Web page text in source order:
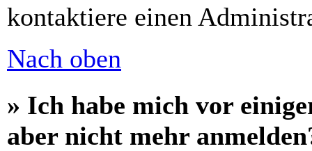
kontaktiere einen
Nach oben
» Ich habe mich vor
aber nicht mehr